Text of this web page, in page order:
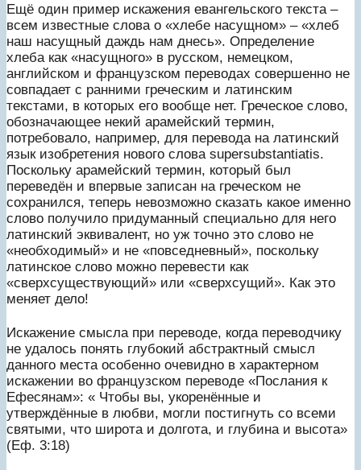
Ещё один пример искажения евангельского текста –
всем известные слова о «хлебе насущном» – «хлеб
наш насущный даждь нам днесь». Определение
хлеба как «насущного» в русском, немецком,
английском и французском переводах совершенно не
совпадает с ранними греческим и латинским
текстами, в которых его вообще нет. Греческое слово,
обозначающее некий арамейский термин,
потребовало, например, для перевода на латинский
язык изобретения нового слова supersubstantiatis.
Поскольку арамейский термин, который был
переведён и впервые записан на греческом не
сохранился, теперь невозможно сказать какое именно
слово получило придуманный специально для него
латинский эквивалент, но уж точно это слово не
«необходимый» и не «повседневный», поскольку
латинское слово можно перевести как
«сверхсуществующий» или «сверхсущий». Как это
меняет дело!
Искажение смысла при переводе, когда переводчику
не удалось понять глубокий абстрактный смысл
данного места особенно очевидно в характерном
искажении во французском переводе «Послания к
Ефесянам»: « Чтобы вы, укоренённые и
утверждённые в любви, могли постигнуть со всеми
святыми, что широта и долгота, и глубина и высота»
(Еф. 3:18)